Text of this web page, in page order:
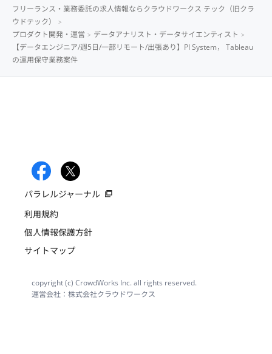
フリーランス・業務委託の求人情報ならクラウドワークス テック（旧クラ
ウドテック）
プロダクト開発・運営
データアナリスト・データサイエンティスト
【データエンジニア/週5日/一部リモート/出張あり】PI System， Tableau
の運用保守業務案件
パラレルジャーナル
利用規約
個人情報保護方針
サイトマップ
copyright (c) CrowdWorks Inc. all rights reserved.
運営会社：株式会社クラウドワークス